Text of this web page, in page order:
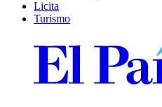
Licita
Turismo